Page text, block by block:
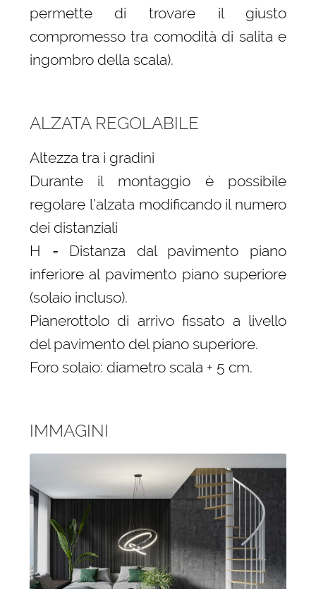
permette di trovare il giusto
compromesso tra comodità di salita e
ingombro della scala).
ALZATA REGOLABILE
Altezza tra i gradini
Durante il montaggio è possibile
regolare l’alzata modificando il numero
dei distanziali
H = Distanza dal pavimento piano
inferiore al pavimento piano superiore
(solaio incluso).
Pianerottolo di arrivo fissato a livello
del pavimento del piano superiore.
Foro solaio: diametro scala + 5 cm.
IMMAGINI